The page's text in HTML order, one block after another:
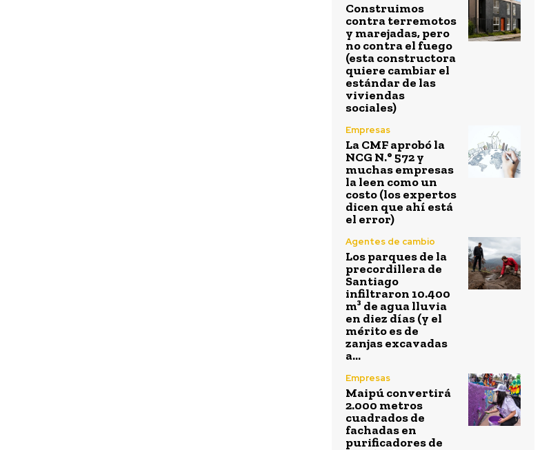
Construimos
contra terremotos
y marejadas, pero
no contra el fuego
(esta constructora
quiere cambiar el
estándar de las
viviendas
sociales)
Empresas
La CMF aprobó la
NCG N.° 572 y
muchas empresas
la leen como un
costo (los expertos
dicen que ahí está
el error)
Agentes de cambio
Los parques de la
precordillera de
Santiago
infiltraron 10.400
m³ de agua lluvia
en diez días (y el
mérito es de
zanjas excavadas
a...
Empresas
Maipú convertirá
2.000 metros
cuadrados de
fachadas en
purificadores de